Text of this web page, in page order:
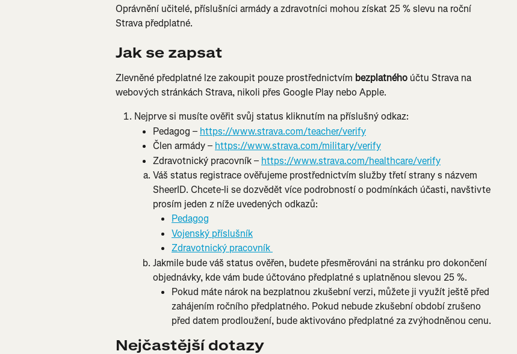
Oprávnění učitelé, příslušníci armády a zdravotníci mohou získat 25 % slevu na roční
Strava předplatné.
Jak se zapsat
Zlevněné předplatné lze zakoupit pouze prostřednictvím bezplatného účtu Strava na
webových stránkách Strava, nikoli přes Google Play nebo Apple.
Nejprve si musíte ověřit svůj status kliknutím na příslušný odkaz:
Pedagog – https://www.strava.com/teacher/verify
Člen armády – https://www.strava.com/military/verify
Zdravotnický pracovník – https://www.strava.com/healthcare/verify
Váš status registrace ověřujeme prostřednictvím služby třetí strany s názvem
SheerID. Chcete-li se dozvědět více podrobností o podmínkách účasti, navštivte
prosím jeden z níže uvedených odkazů:
Pedagog
Vojenský příslušník
Zdravotnický pracovník
Jakmile bude váš status ověřen, budete přesměrováni na stránku pro dokončení
objednávky, kde vám bude účtováno předplatné s uplatněnou slevou 25 %.
Pokud máte nárok na bezplatnou zkušební verzi, můžete ji využít ještě před
zahájením ročního předplatného. Pokud nebude zkušební období zrušeno
před datem prodloužení, bude aktivováno předplatné za zvýhodněnou cenu.
Nejčastější dotazy